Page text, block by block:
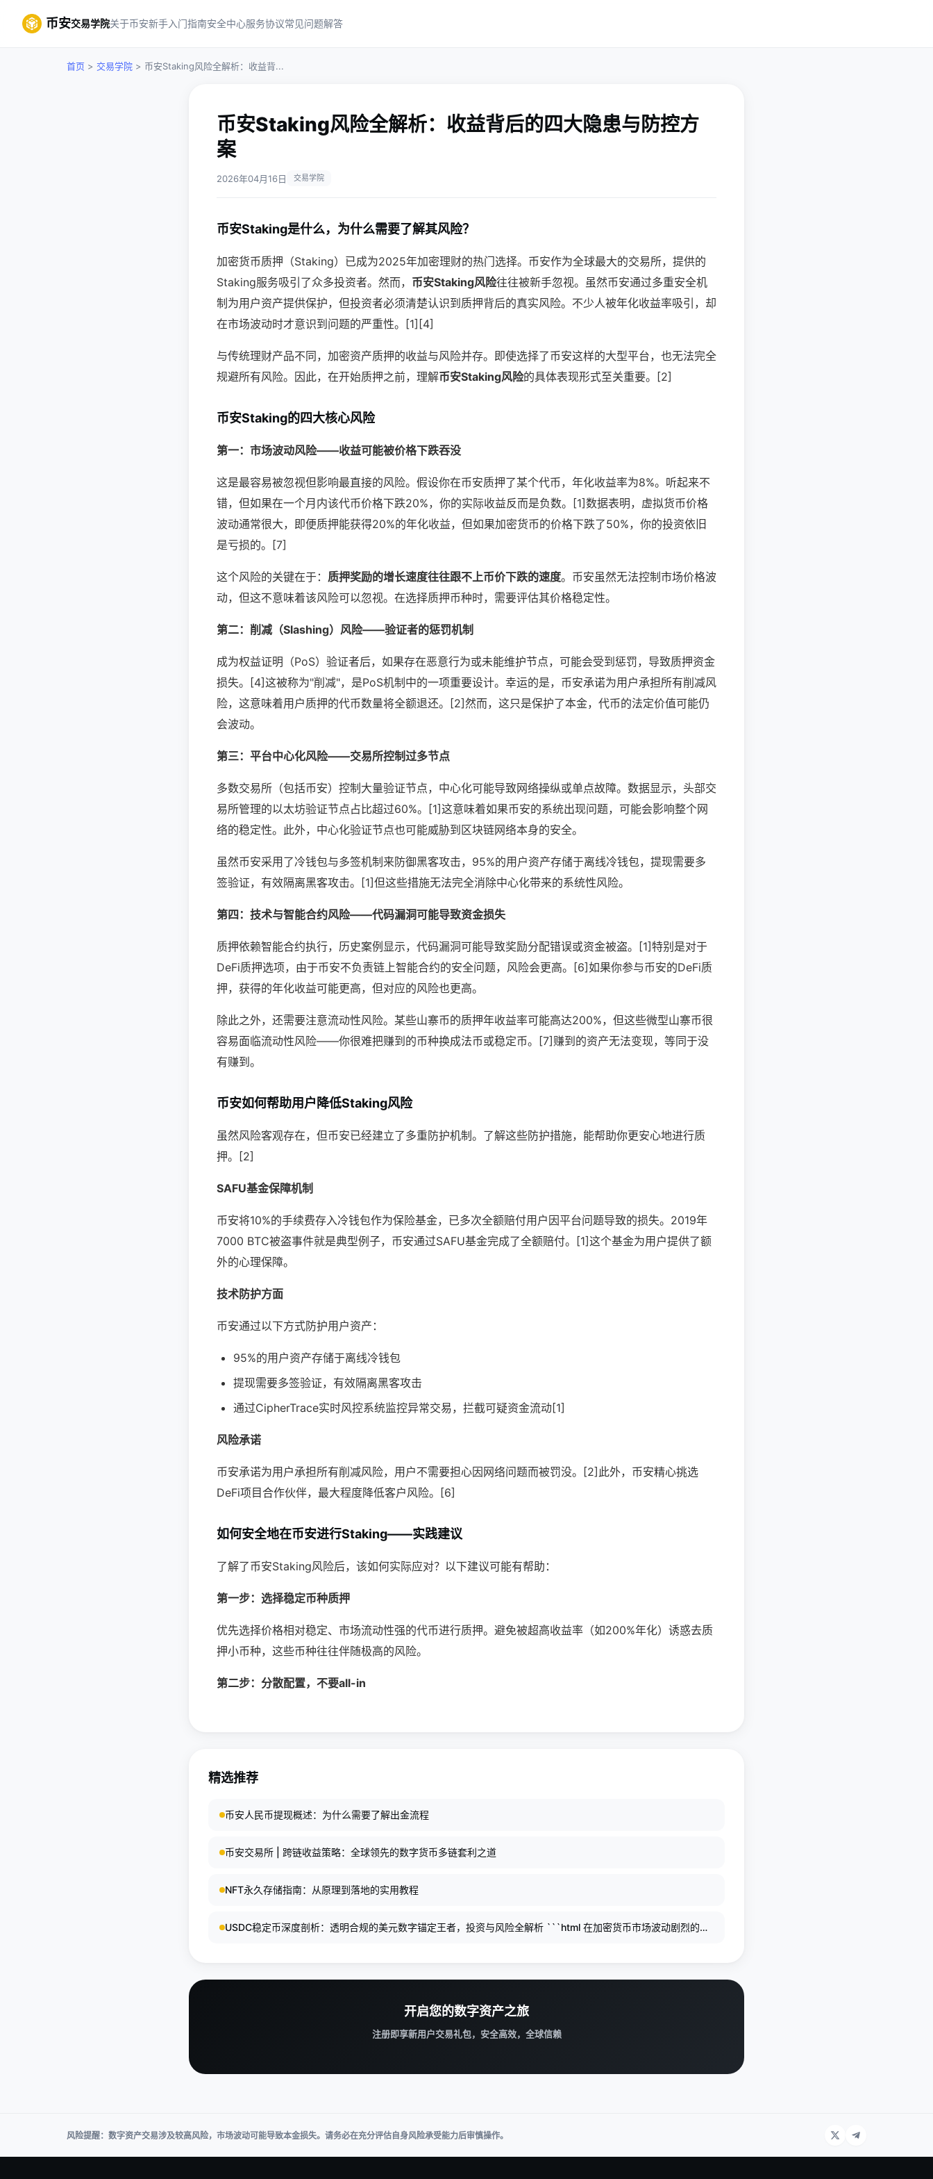
币安交易学院关于币安新手入门指南安全中心服务协议常见问题解答
首页 > 交易学院 > 币安Staking风险全解析：收益背...
币安Staking风险全解析：收益背后的四大隐患与防控方
案
2026年04月16日 交易学院
币安Staking是什么，为什么需要了解其风险？
加密货币质押（Staking）已成为2025年加密理财的热门选择。币安作为全球最大的交易所，提供的
Staking服务吸引了众多投资者。然而， 币安Staking风险往往被新手忽视。虽然币安通过多重安全机
制为用户资产提供保护，但投资者必须清楚认识到质押背后的真实风险。不少人被年化收益率吸引，却
在市场波动时才意识到问题的严重性。[1][4]
与传统理财产品不同，加密资产质押的收益与风险并存。即使选择了币安这样的大型平台，也无法完全
规避所有风险。因此，在开始质押之前，理解币安Staking风险的具体表现形式至关重要。[2]
币安Staking的四大核心风险
第一：市场波动风险——收益可能被价格下跌吞没
这是最容易被忽视但影响最直接的风险。假设你在币安质押了某个代币，年化收益率为8%。听起来不
错，但如果在一个月内该代币价格下跌20%，你的实际收益反而是负数。[1]数据表明，虚拟货币价格
波动通常很大，即便质押能获得20%的年化收益，但如果加密货币的价格下跌了50%，你的投资依旧
是亏损的。[7]
这个风险的关键在于： 质押奖励的增长速度往往跟不上币价下跌的速度。币安虽然无法控制市场价格波
动，但这不意味着该风险可以忽视。在选择质押币种时，需要评估其价格稳定性。
第二：削减（Slashing）风险——验证者的惩罚机制
成为权益证明（PoS）验证者后，如果存在恶意行为或未能维护节点，可能会受到惩罚，导致质押资金
损失。[4]这被称为"削减"，是PoS机制中的一项重要设计。幸运的是，币安承诺为用户承担所有削减风
险，这意味着用户质押的代币数量将全额退还。[2]然而，这只是保护了本金，代币的法定价值可能仍
会波动。
第三：平台中心化风险——交易所控制过多节点
多数交易所（包括币安）控制大量验证节点，中心化可能导致网络操纵或单点故障。数据显示，头部交
易所管理的以太坊验证节点占比超过60%。[1]这意味着如果币安的系统出现问题，可能会影响整个网
络的稳定性。此外，中心化验证节点也可能威胁到区块链网络本身的安全。
虽然币安采用了冷钱包与多签机制来防御黑客攻击，95%的用户资产存储于离线冷钱包，提现需要多
签验证，有效隔离黑客攻击。[1]但这些措施无法完全消除中心化带来的系统性风险。
第四：技术与智能合约风险——代码漏洞可能导致资金损失
质押依赖智能合约执行，历史案例显示，代码漏洞可能导致奖励分配错误或资金被盗。[1]特别是对于
DeFi质押选项，由于币安不负责链上智能合约的安全问题，风险会更高。[6]如果你参与币安的DeFi质
押，获得的年化收益可能更高，但对应的风险也更高。
除此之外，还需要注意流动性风险。某些山寨币的质押年收益率可能高达200%，但这些微型山寨币很
容易面临流动性风险——你很难把赚到的币种换成法币或稳定币。[7]赚到的资产无法变现，等同于没
有赚到。
币安如何帮助用户降低Staking风险
虽然风险客观存在，但币安已经建立了多重防护机制。了解这些防护措施，能帮助你更安心地进行质
押。[2]
SAFU基金保障机制
币安将10%的手续费存入冷钱包作为保险基金，已多次全额赔付用户因平台问题导致的损失。2019年
7000 BTC被盗事件就是典型例子，币安通过SAFU基金完成了全额赔付。[1]这个基金为用户提供了额
外的心理保障。
技术防护方面
币安通过以下方式防护用户资产：
95%的用户资产存储于离线冷钱包
提现需要多签验证，有效隔离黑客攻击
通过CipherTrace实时风控系统监控异常交易，拦截可疑资金流动[1]
风险承诺
币安承诺为用户承担所有削减风险，用户不需要担心因网络问题而被罚没。[2]此外，币安精心挑选
DeFi项目合作伙伴，最大程度降低客户风险。[6]
如何安全地在币安进行Staking——实践建议
了解了币安Staking风险后，该如何实际应对？以下建议可能有帮助：
第一步：选择稳定币种质押
优先选择价格相对稳定、市场流动性强的代币进行质押。避免被超高收益率（如200%年化）诱惑去质
押小币种，这些币种往往伴随极高的风险。
第二步：分散配置，不要all-in
精选推荐
币安人民币提现概述：为什么需要了解出金流程
币安交易所 | 跨链收益策略：全球领先的数字货币多链套利之道
NFT永久存储指南：从原理到落地的实用教程
USDC稳定币深度剖析：透明合规的美元数字锚定王者，投资与风险全解析 ```html 在加密货币市场波动剧烈的背
开启您的数字资产之旅
注册即享新用户交易礼包，安全高效，全球信赖
风险提醒：数字资产交易涉及较高风险，市场波动可能导致本金损失。请务必在充分评估自身风险承受能力后审慎操作。